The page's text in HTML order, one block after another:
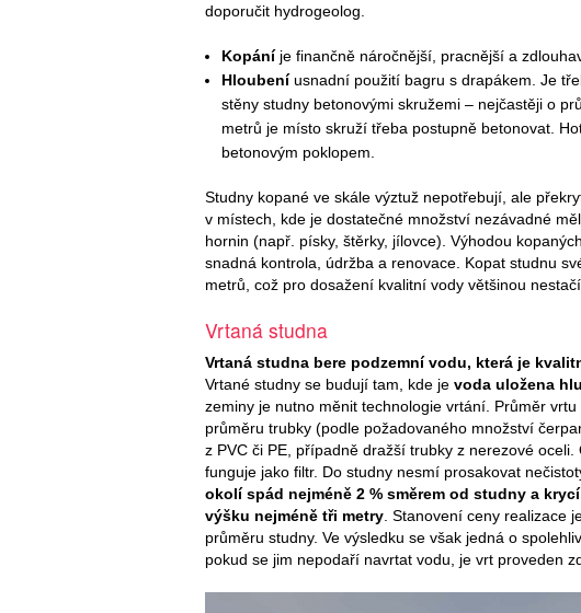
doporučit hydrogeolog.
Kopáníje finančně náročnější, pracnější a
Hloubeníusnadní použití bagru s drapákem. Je
stěny studny betonovými skružemi – nejčastěji o
metrů je místo skruží třeba postupně betonovat.
betonovým poklopem.
Studny kopané ve skále výztuž nepotřebují, ale
v místech, kde je dostatečné množství nezávadné
hornin (např. písky, štěrky, jílovce). Výhodou
snadná kontrola, údržba a renovace. Kopat studnu
metrů, což pro dosažení kvalitní vody většinou nestačí.
Vrtaná studna
Vrtaná studna bere podzemní vodu, která je
Vrtané studny se budují tam, kde je voda uložena
zeminy je nutno měnit technologie vrtání. Průměr
průměru trubky (podle požadovaného množství
z PVC či PE, případně dražší trubky z nerezové
funguje jako filtr. Do studny nesmí prosakovat
okolí spád nejméně 2 % směrem od studny a
výšku nejméně tři metry . Stanovení ceny realizace
průměru studny. Ve výsledku se však jedná o
pokud se jim nepodaří navrtat vodu, je vrt proveden